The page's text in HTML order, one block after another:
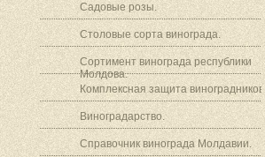
Садовые розы.
Столовые сорта винограда.
Сортимент винограда республики
Молдова.
Комплексная защита виноградников.
Виноградарство.
Справочник винограда Молдавии.